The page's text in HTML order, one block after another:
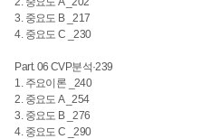
3. 중요도 B _217
4. 중요도 C _230
Part. 06 CVP분석·239
1. 주요이론 _240
2. 중요도 A _254
3. 중요도 B _276
4. 중요도 C _290